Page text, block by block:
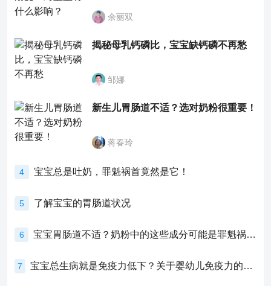
余丽双
揭秘母乳钙磷比，宝宝缺钙磷不再愁
邹娜
新生儿胃肠道不适？选对奶粉很重要！
蒋春玲
4 宝宝总是吐奶，罪魁祸首竟然是它！
5 了解宝宝的胃肠道状况
6 宝宝胃肠道不适？奶粉中的这些成分可能是罪魁祸首！
7 宝宝总生病就是免疫力低下？关于婴幼儿免疫力的真相，家长必须了解！